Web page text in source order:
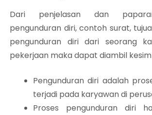
Dari penjelasan dan
pengunduran diri, contoh surat,
pengunduran diri dari seorang
pekerjaan maka dapat diambil
Pengunduran diri adalah
terjadi pada karyawan di
Proses pengunduran diri